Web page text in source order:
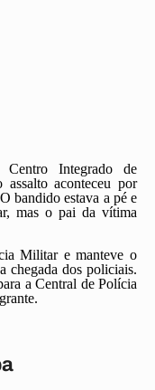
Integrado de
aconteceu por
bandido estava a pé e
mas o pai da vítima
Militar e manteve o
chegada dos policiais.
a Central de Polícia